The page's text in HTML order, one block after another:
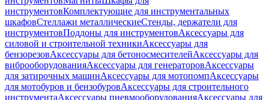
инструментовКомплектующие для инструментальных
шкафовСтеллажи металлическиеСтенды, держатели для
инструментовПоддоны для инструментовАксессуары для
силовой и строительной техникиАксессуары для
бензорезовАксессуары для бетоносмесителейАксессуары для
виброоборудованияАксессуары для генераторовАксессуары
для затирочных машинАксессуары для мотопомпАксессуары
для мотобуров и бензобуровАксессуары для строительного
инструментаАксессуары пневмооборудованияАксессуары для